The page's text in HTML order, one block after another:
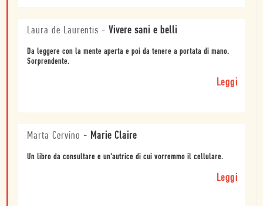
Laura de Laurentis - Vivere sani e belli
Da leggere con la mente aperta e poi da tenere a portata di mano.
Sorprendente.
Leggi
Marta Cervino - Marie Claire
Un libro da consultare e un'autrice di cui vorremmo il cellulare.
Leggi